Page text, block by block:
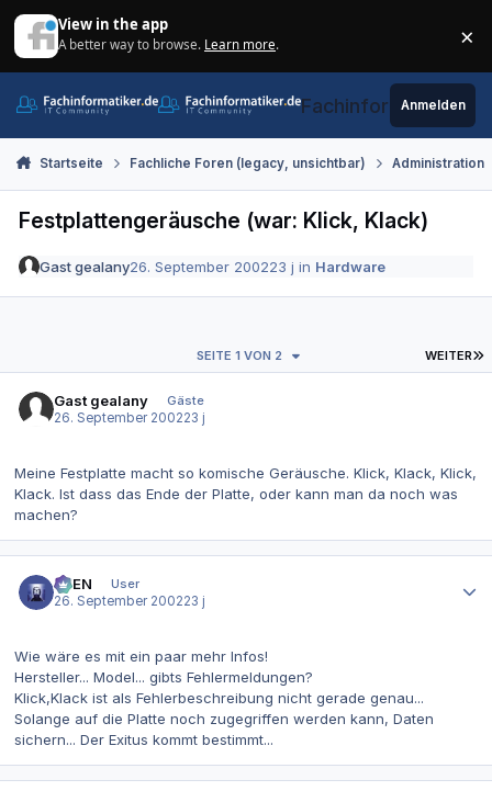
View in the app
A better way to browse. Learn more. ×
Fachinformatiker.de
Anmelden
Startseite Fachliche Foren (legacy, unsichtbar) Administration
Festplattengeräusche (war: Klick, Klack)
Gast gealany26. September 200223 j in Hardware
WEITER
SEITE 1 VON 2
Gast gealany
Gäste
26. September 200223 j
Meine Festplatte macht so komische Geräusche. Klick, Klack, Klick,
Klack. Ist dass das Ende der Platte, oder kann man da noch was
machen?
AVEN
User
26. September 200223 j
Wie wäre es mit ein paar mehr Infos!
Hersteller... Model... gibts Fehlermeldungen?
Klick,Klack ist als Fehlerbeschreibung nicht gerade genau...
Solange auf die Platte noch zugegriffen werden kann, Daten
sichern... Der Exitus kommt bestimmt...